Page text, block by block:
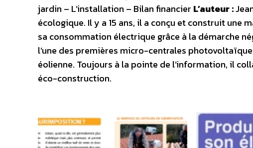
jardin – L’installation – Bilan financier L’auteur :
écologique. Il y a 15 ans, il a conçu et construit une
sa consommation électrique grâce à la démarche
l’une des premières micro-centrales
éolienne. Toujours à la pointe de l’information, il
éco-construction.